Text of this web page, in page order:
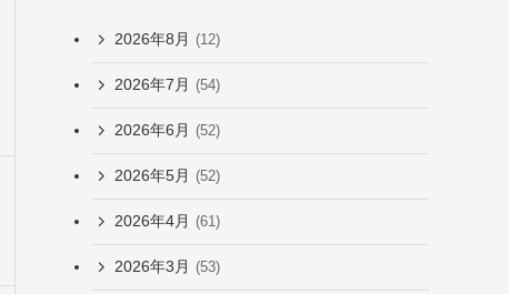
2026年8月 (12)
2026年7月 (54)
2026年6月 (52)
2026年5月 (52)
2026年4月 (61)
2026年3月 (53)